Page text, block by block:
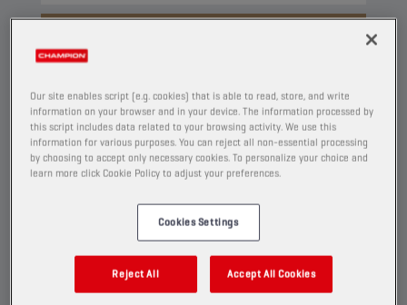
Our site enables script (e.g. cookies) that is able to read, store, and write
information on your browser and in your device. The information processed by
this script includes data related to your browsing activity. We use this
information for various purposes. You can reject all non-essential processing
by choosing to accept only necessary cookies. To personalize your choice and
learn more click Cookie Policy to adjust your preferences.
Cookies Settings
Reject All Accept All Cookies